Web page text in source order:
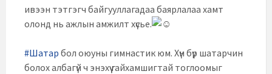
ивээн тэтгэгч байгууллагадаа баярлалаа хамт
олонд нь ажлын амжилт хүсье.
#Шатар бол оюуны гимнастик юм. Хүн бүр шатарчин
болох албагүй ч энэхүү гайхамшигтай тоглоомыг